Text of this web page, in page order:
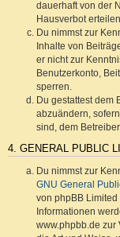
dauerhaft von der
Hausverbot
Du nimmst zur
Inhalte von
er nicht zur
Benutzerkonto,
sperren.
Du gestattest dem
abzuändern,
sind, dem
4. GENERAL PUBLIC
Du nimmst zur
GNU General
von phpBB
Informationen
www.phpbb.de zur